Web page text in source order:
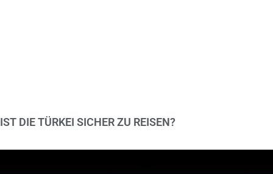
IST DIE TÜRKEI SICHER ZU REISEN?